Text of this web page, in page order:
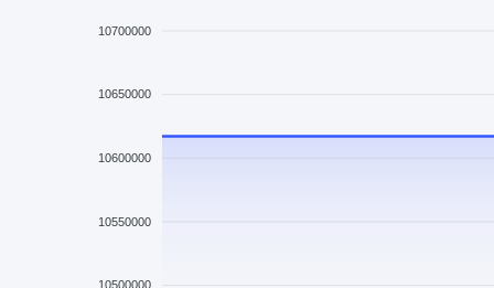
10700000
10650000
10600000
10550000
10500000